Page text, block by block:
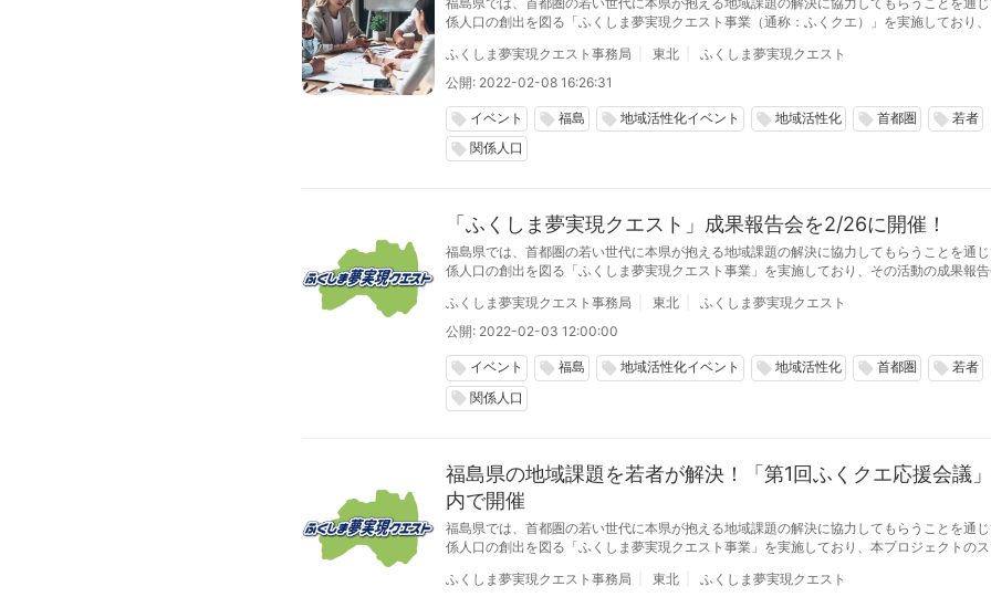
係人口の創出を図る「ふくしま夢実現クエスト事業（通称：ふくクエ）」を実施しており、
ふくしま夢実現クエスト事務局
東北
ふくしま夢実現クエスト
公開: 2022-02-08 16:26:31
local_offer イベント local_offer 福島 local_offer 地域活性化イベント local_offer 地域活性化 local_offer 首都圏 local_offer 若者
local_offer 関係人口
「ふくしま夢実現クエスト」成果報告会を2/26に開催！
福島県では、首都圏の若い世代に本県が抱える地域課題の解決に協力してもらうことを通
係人口の創出を図る「ふくしま夢実現クエスト事業」を実施しており、その活動の成果報
ふくしま夢実現クエスト事務局
東北
ふくしま夢実現クエスト
公開: 2022-02-03 12:00:00
local_offer イベント local_offer 福島 local_offer 地域活性化イベント local_offer 地域活性化 local_offer 首都圏 local_offer 若者
local_offer 関係人口
福島県の地域課題を若者が解決！「第1回ふくクエ応援会議
内で開催
福島県では、首都圏の若い世代に本県が抱える地域課題の解決に協力してもらうことを通
係人口の創出を図る「ふくしま夢実現クエスト事業」を実施しており、本プロジェクトのス
ふくしま夢実現クエスト事務局
東北
ふくしま夢実現クエスト